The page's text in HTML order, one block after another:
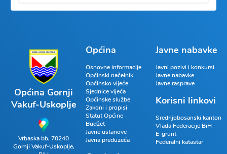
Općina Gornji
Vakuf-Uskoplje
Vrbaska bb, 70240
Gornji Vakuf-Uskoplje,
Općina
Osnovne informacije
Općinski načelnik
Općinsko vijeće
Sjednice vijeća
Općinske službe
Zakoni i propisi
Statut Općine
Budžet
Javne ustanove
Javna preduzeća
Javne nabavke
Javni pozivi i konkursi
Javne nabavke
Javne rasprave
Korisni linkovi
Srednjobosanski kanton
Vlada Federacije BiH
E-grunt
Federalni katastar